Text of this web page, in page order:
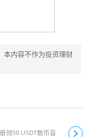
本内容不作为投资理财
领50 USDT数币盲